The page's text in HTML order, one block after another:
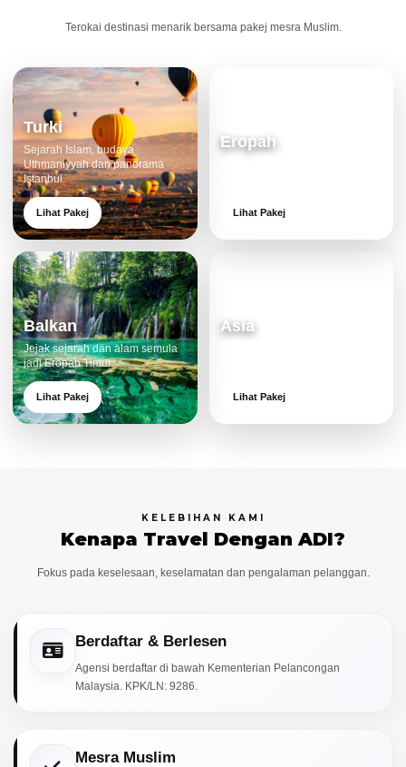
Terokai destinasi menarik bersama pakej mesra Muslim.
Turki
Sejarah Islam, budaya
Uthmaniyyah dan panorama
Istanbul.
Lihat Pakej
Eropah
Lihat Pakej
Balkan
Jejak sejarah dan alam semula
jadi Eropah Timur.
Lihat Pakej
Asia
Lihat Pakej
KELEBIHAN KAMI
Kenapa Travel Dengan ADI?
Fokus pada keselesaan, keselamatan dan pengalaman pelanggan.
Berdaftar & Berlesen
Agensi berdaftar di bawah Kementerian Pelancongan
Malaysia. KPK/LN: 9286.
Mesra Muslim